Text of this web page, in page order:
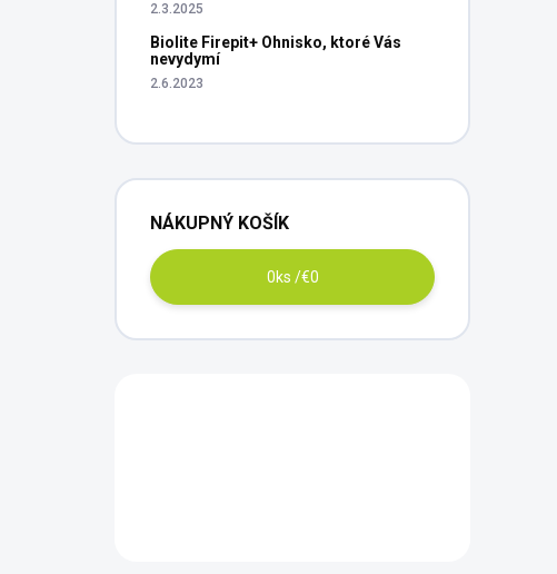
2.3.2025
Biolite Firepit+ Ohnisko, ktoré Vás
nevydymí
2.6.2023
NÁKUPNÝ KOŠÍK
0ks /€0